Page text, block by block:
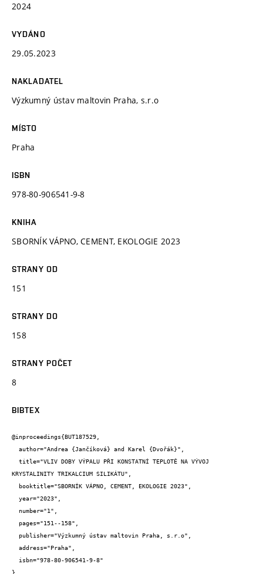
2024
VYDÁNO
29.05.2023
NAKLADATEL
Výzkumný ústav maltovin Praha, s.r.o
MÍSTO
Praha
ISBN
978-80-906541-9-8
KNIHA
SBORNÍK VÁPNO, CEMENT, EKOLOGIE 2023
STRANY OD
151
STRANY DO
158
STRANY POČET
8
BIBTEX
@inproceedings{BUT187529,
KRYSTALINITY TRIKALCIUM SILIKÁTU",
}